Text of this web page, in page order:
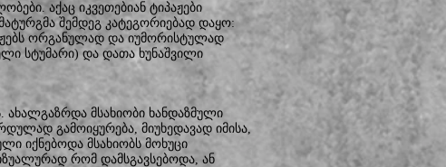
აქაც იკვეთებიან ტიპაჟები
შემდეგ კატეგორიებად დაყო:
ორგანულად და იუმორისტულად
სტუმარი) და დათა ხუნაშვილი
მსახიობი ხანდაზმული
გამოიყურება, მიუხედავად იმისა,
იქნებოდა მსახიობს მოხუცი
რომ დამსგავსებოდა, ან